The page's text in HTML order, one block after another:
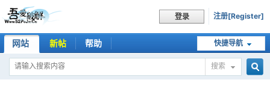
登录 注册[Register]
快捷导航
网站 新帖 帮助
搜索